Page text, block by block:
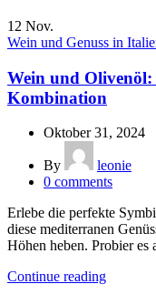
12 Nov.
Wein und Genuss in
Wein und Olivenöl:
Kombination
Oktober 31, 2024
By
leonie
0 comments
Erlebe die perfekte
diese mediterranen
Höhen heben. Probier es
Continue reading